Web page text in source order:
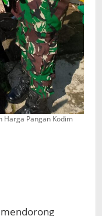
Harga Pangan Kodim